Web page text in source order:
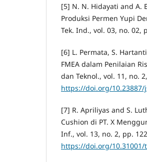
[5] N. N. Hidayati and A.
Produksi Permen Yupi
Tek. Ind., vol. 03, no. 02,
[6] L. Permata, S.
FMEA dalam Penilaian
dan Teknol., vol. 11, no.
https://doi.org/10.23887/
[7] R. Apriliyas and S.
Cushion di PT. X
Inf., vol. 13, no. 2, pp.
https://doi.org/10.31001/